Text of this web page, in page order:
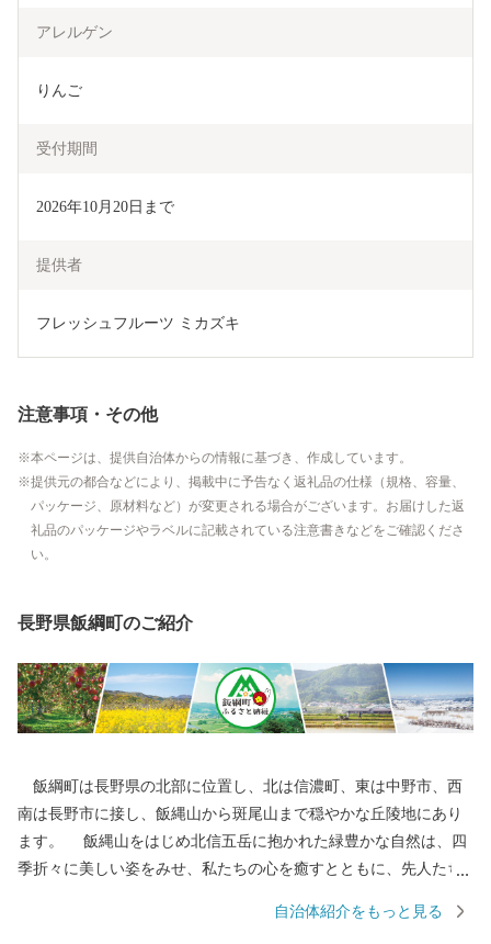
アレルゲン
りんご
受付期間
2026年10月20日まで
提供者
フレッシュフルーツ ミカズキ
注意事項・その他
本ページは、提供自治体からの情報に基づき、作成しています。
提供元の都合などにより、掲載中に予告なく返礼品の仕様（規格、容量、
パッケージ、原材料など）が変更される場合がございます。お届けした返
礼品のパッケージやラベルに記載されている注意書きなどをご確認くださ
い。
長野県飯綱町のご紹介
飯綱町は長野県の北部に位置し、北は信濃町、東は中野市、西
南は長野市に接し、飯縄山から斑尾山まで穏やかな丘陵地にあり
ます。 飯縄山をはじめ北信五岳に抱かれた緑豊かな自然は、四
季折々に美しい姿をみせ、私たちの心を癒すとともに、先人たち
私たちの生活すべての基盤となっています。 その豊かな自然と
自治体紹介をもっと見る